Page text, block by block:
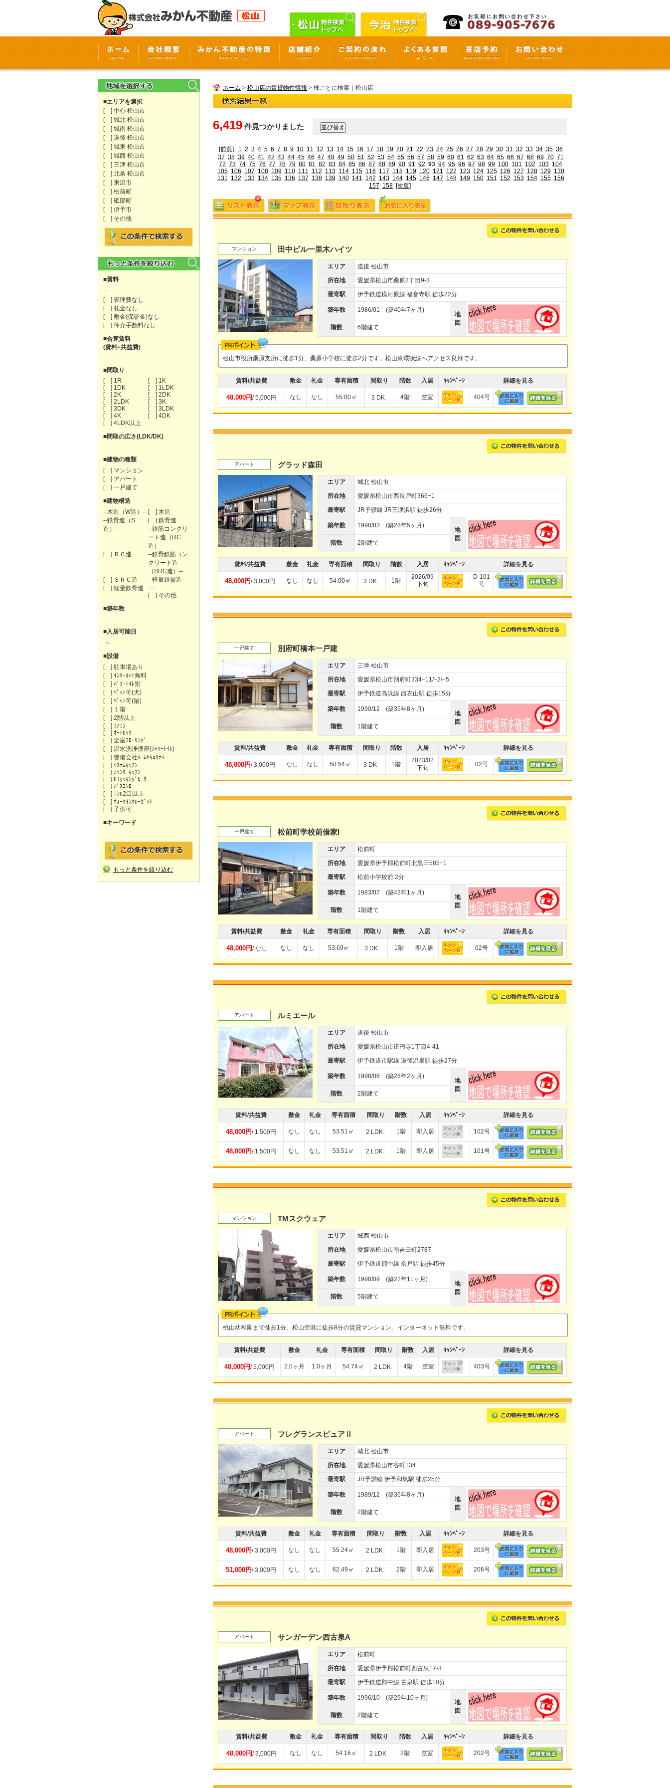
■エリアを選択
[ ] 中心 松山市
[ ] 城北 松山市
[ ] 城南 松山市
[ ] 道後 松山市
[ ] 城東 松山市
[ ] 城西 松山市
[ ] 三津 松山市
[ ] 北条 松山市
[ ] 東温市
[ ] 松前町
[ ] 砥部町
[ ] 伊予市
[ ] その他
■賃料
-
[ ] 管理費なし
[ ] 礼金なし
[ ] 敷金(保証金)なし
[ ] 仲介手数料なし
■合算賃料
(賃料+共益費)
-
■間取り
[ ] 1R
[ ] 1K
[ ] 1DK
[ ] 1LDK
[ ] 2K
[ ] 2DK
[ ] 2LDK
[ ] 3K
[ ] 3DK
[ ] 3LDK
[ ] 4K
[ ] 4DK
[ ] 4LDK以上
■間取の広さ(LDK/DK)
■建物の種類
[ ] マンション
[ ] アパート
[ ] 一戸建て
■建物構造
--木造（W造）-- [ ] 木造
--鉄骨造（S
造）--
[ ] 鉄骨造
--鉄筋コンクリ
ート造（RC
造）--
[ ] ＲＣ造
--鉄骨鉄筋コン
クリート造
（SRC造）--
[ ] ＳＲＣ造
--軽量鉄骨造--
[ ] 軽量鉄骨造
----
[ ] その他
■築年数
■入居可能日
～
■設備
[ ] 駐車場あり
[ ] ｲﾝﾀｰﾈｯﾄ無料
[ ] ﾊﾞｽ･ﾄｲﾚ別
[ ] ﾍﾟｯﾄ可(犬)
[ ] ﾍﾟｯﾄ可(猫)
[ ] １階
[ ] 2階以上
[ ] ｴｱｺﾝ
[ ] ｵｰﾄﾛｯｸ
[ ] 全室ﾌﾛｰﾘﾝｸﾞ
[ ] 温水洗浄便座(ｼｬﾜｰﾄｲﾚ)
[ ] 警備会社ﾎｰﾑｾｷｭﾘﾃｨ
[ ] ｼｽﾃﾑｷｯﾁﾝ
[ ] ｶｳﾝﾀｰｷｯﾁﾝ
[ ] IHｸｯｷﾝｸﾞﾋｰﾀｰ
[ ] ｶﾞｽｺﾝﾛ
[ ] ｺﾝﾛ2口以上
[ ] ｳｫｰｸｲﾝｸﾛｰｾﾞｯﾄ
[ ] 子供可
■キーワード
もっと条件を絞り込む
ホーム > 松山店の賃貸物件情報 > 棟ごとに検索｜松山店
6,419 件見つかりました
[前頁] 1 2 3 4 5 6 7 8 9 10 11 12 13 14 15 16 17 18 19 20 21 22 23 24 25 26 27 28 29 30 31 32 33 34 35 36
37 38 39 40 41 42 43 44 45 46 47 48 49 50 51 52 53 54 55 56 57 58 59 60 61 62 63 64 65 66 67 68 69 70 71
72 73 74 75 76 77 78 79 80 81 82 83 84 85 86 87 88 89 90 91 92 93 94 95 96 97 98 99 100 101 102 103 104
105 106 107 108 109 110 111 112 113 114 115 116 117 118 119 120 121 122 123 124 125 126 127 128 129 130
131 132 133 134 135 136 137 138 139 140 141 142 143 144 145 146 147 148 149 150 151 152 153 154 155 156
157 158 [次頁]
マンション 田中ビル一里木ハイツ
エリア
道後 松山市
所在地
愛媛県松山市桑原2丁目9-3
最寄駅
伊予鉄道横河原線 福音寺駅 徒歩22分
築年数 1986/01 (築40年7ヶ月)
地
図
階数 6階建て
松山市役所桑原支所に徒歩1分、桑原小学校に徒歩2分です。松山東環状線へアクセス良好です。
賃料/共益費 敷金 礼金 専有面積 間取り 階数 入居 ｷｬﾝﾍﾟｰﾝ 詳細を見る
48,000円/ 5,000円 なし なし 55.00㎡ 3 DK 4階 空室 404号
アパート グラッド森田
エリア
城北 松山市
所在地
愛媛県松山市西長戸町366−1
最寄駅
JR予讃線 JR三津浜駅 徒歩26分
築年数 1998/03 (築28年5ヶ月)
地
図
階数 2階建て
賃料/共益費 敷金 礼金 専有面積 間取り 階数 入居 ｷｬﾝﾍﾟｰﾝ 詳細を見る
48,000円/ 3,000円 なし なし 54.00㎡ 3 DK 1階
2026/09
下旬
D-101
号
一戸建て 別府町橋本一戸建
エリア
三津 松山市
所在地
愛媛県松山市別府町334−11/−2/−5
最寄駅
伊予鉄道高浜線 西衣山駅 徒歩15分
築年数 1990/12 (築35年8ヶ月)
地
図
階数 1階建て
賃料/共益費 敷金 礼金 専有面積 間取り 階数 入居 ｷｬﾝﾍﾟｰﾝ 詳細を見る
48,000円/ 3,000円 なし なし 50.54㎡ 3 DK 1階
2023/02
下旬
02号
一戸建て 松前町学校前借家I
エリア
松前町
所在地
愛媛県伊予郡松前町北黒田585−1
最寄駅
松前小学校前 2分
築年数 1983/07 (築43年1ヶ月)
地
図
階数 1階建て
賃料/共益費 敷金 礼金 専有面積 間取り 階数 入居 ｷｬﾝﾍﾟｰﾝ 詳細を見る
48,000円/ なし なし なし 53.69㎡ 3 DK 1階 即入居 02号
アパート ルミエール
エリア
道後 松山市
所在地
愛媛県松山市正円寺1丁目4-41
最寄駅
伊予鉄道市駅線 道後温泉駅 徒歩27分
築年数 1998/06 (築28年2ヶ月)
地
図
階数 2階建て
賃料/共益費 敷金 礼金 専有面積 間取り 階数 入居 ｷｬﾝﾍﾟｰﾝ 詳細を見る
48,000円/ 1,500円 なし なし 53.51㎡ 2 LDK 1階 即入居 102号
48,000円/ 1,500円 なし なし 53.51㎡ 2 LDK 1階 即入居 101号
マンション TMスクウェア
エリア
城西 松山市
所在地
愛媛県松山市南吉田町2787
最寄駅
伊予鉄道郡中線 余戸駅 徒歩45分
築年数 1998/09 (築27年11ヶ月)
地
図
階数 5階建て
桃山幼稚園まで徒歩1分、松山空港に徒歩8分の賃貸マンション。インターネット無料です。
賃料/共益費 敷金 礼金 専有面積 間取り 階数 入居 ｷｬﾝﾍﾟｰﾝ 詳細を見る
48,000円/ 5,000円 2.0ヶ月 1.0ヶ月 54.74㎡ 2 LDK 4階 空室 403号
アパート フレグランスピュアⅡ
エリア
城北 松山市
所在地
愛媛県松山市谷町134
最寄駅
JR予讃線 伊予和気駅 徒歩25分
築年数 1989/12 (築36年8ヶ月)
地
図
階数 2階建て
賃料/共益費 敷金 礼金 専有面積 間取り 階数 入居 ｷｬﾝﾍﾟｰﾝ 詳細を見る
48,000円/ 3,000円 なし なし 55.24㎡ 2 LDK 1階 即入居 203号
51,000円/ 3,000円 なし なし 62.49㎡ 2 LDK 2階 即入居 206号
アパート サンガーデン西古泉A
エリア
松前町
所在地
愛媛県伊予郡松前町西古泉17-3
最寄駅
伊予鉄道郡中線 古泉駅 徒歩10分
築年数 1996/10 (築29年10ヶ月)
地
図
階数 2階建て
賃料/共益費 敷金 礼金 専有面積 間取り 階数 入居 ｷｬﾝﾍﾟｰﾝ 詳細を見る
48,000円/ 3,000円 なし なし 54.16㎡ 2 LDK 2階 空室 202号